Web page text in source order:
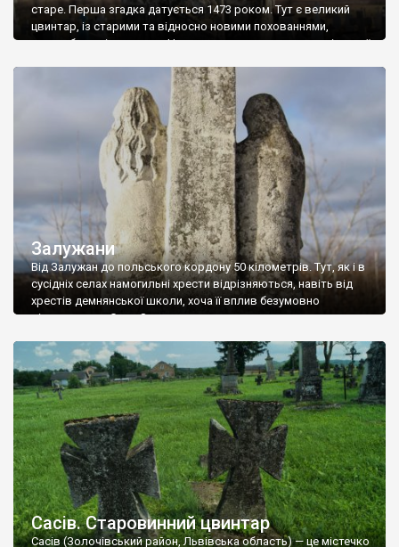
старе. Перша згадка датується 1473 роком. Тут є великий
цвинтар, із старими та відносно новими похованнями,
надгробками і хрестами. Часто на могилах стоять гарні статуї
янголів. Інколи такі фігурки стоять біля підніжжя хреста, а
Залужани
Від Залужан до польського кордону 50 кілометрів. Тут, як і в
сусідніх селах намогильні хрести відрізняються, навіть від
хрестів демнянської школи, хоча її вплив безумовно
відчувається. Село Залужани досить давнє – перша згадка
його у свою економію. Тоді (і до 1965 року) село називалося
Татари. Від дуже […]
Сасів. Старовинний цвинтар
Сасів (Золочівський район, Львівська область) — це містечко